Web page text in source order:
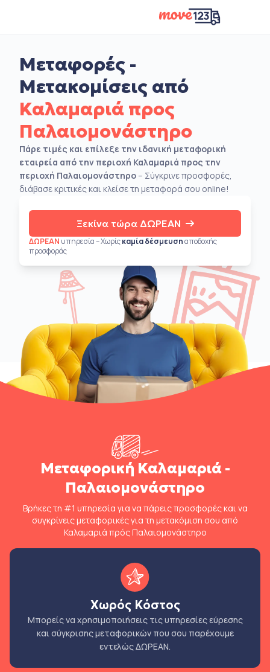
Μεταφορές -
Μετακομίσεις από
Καλαμαριά προς
Παλαιομονάστηρο
Πάρε τιμές και επίλεξε την ιδανική μεταφορική
εταιρεία από την περιοχή Καλαμαριά προς την
περιοχή Παλαιομονάστηρο – Σύγκρινε προσφορές,
διάβασε κριτικές και κλείσε τη μεταφορά σου online!
Ξεκίνα τώρα ΔΩΡΕΑΝ
ΔΩΡΕΑΝ υπηρεσία – Χωρίςκαμία δέσμευσηαποδοχής
προσφοράς
Μεταφορική Καλαμαριά -
Παλαιομονάστηρο
Βρήκες τη #1 υπηρεσία για να πάρεις προσφορές και να
συγκρίνεις μεταφορικές για τη μετακόμιση σου από
Καλαμαριά πρός Παλαιομονάστηρο
Χωρός Κόστος
Μπορείς να χρησιμοποιήσεις τις υπηρεσίες εύρεσης
και σύγκρισης μεταφορικών που σου παρέχουμε
εντελώς ΔΩΡΕΑΝ.